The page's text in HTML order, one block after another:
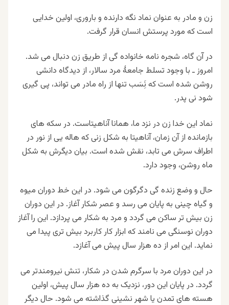
زن و مادر به عنوان نماد نگه دارنده و باروری، اولین خدایی
است که مورد پرستش انسان قرار گرفت.
در آن گاه، شجره نامه خانواده گی از طریق زن دنبال می شد.
امروز ـ با وجود تسلط جامعهٔ مرد سالار، از دیدگاه دانشی
روشن شده است که نَِسَب تنها از راه مادر می تواند، پی گیری
شود نی پدر.
نماد این خدا زن در نزد ما، همانا آناهیتاست. در سکه های
بازمانده از آن زمان، آناهیتا به شکل زنی که هاله یی از نور در
اطراف سرش می تابد، نقش شده است. بیان دیگرش به شکل
ماه روشن، وجود دارد.
حال و وضع زنده گی دگرگون می شود. در این خط دوران میوه
و گیاه چینی به پایان می رسد و عصر شکار آغاز. در این دوران
زن بیش تر ساکن می گردد و مرد به شکار می پردازد. این را آغاز
دوران نوسنگی می نامند که ابزار کار کاربرد بیش تری پیدا می
نماید. این امر از ده هزار سال پیش می آغازد.
در این دوران مرد با سرگرم شدن در شکار، تنش نیرومندتر می
گردد. در پایان این دور، نزدیک به ده هزار سال پیش، اولین
هسته های تمدن یا شهر نشینی گذاشته می شود. حال دیگر